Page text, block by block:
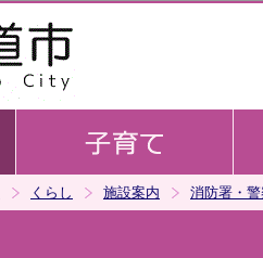
くらし 施設案内 消防署・